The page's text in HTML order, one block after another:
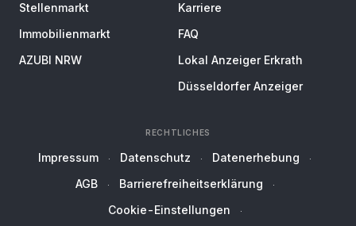
Stellenmarkt
Immobilienmarkt
AZUBI NRW
Karriere
FAQ
Lokal Anzeiger Erkrath
Düsseldorfer Anzeiger
RECHTLICHES
Impressum Datenschutz
Datenerhebung
AGB
Barrierefreiheitserklärung
Cookie-Einstellungen